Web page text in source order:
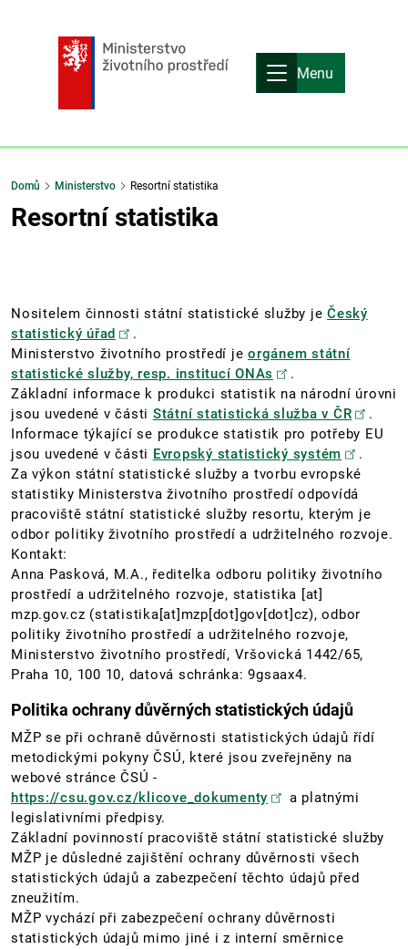
Menu
Domů Ministerstvo Resortní statistika
Resortní statistika
Nositelem činnosti státní statistické služby je Český
statistický úřad
.
Ministerstvo životního prostředí je orgánem státní
statistické služby, resp. institucí ONAs
.
Základní informace k produkci statistik na národní úrovni
jsou uvedené v části Státní statistická služba v ČR
.
Informace týkající se produkce statistik pro potřeby EU
jsou uvedené v části Evropský statistický systém
.
Za výkon státní statistické služby a tvorbu evropské
statistiky Ministerstva životního prostředí odpovídá
pracoviště státní statistické služby resortu, kterým je
odbor politiky životního prostředí a udržitelného rozvoje.
Kontakt:
Anna Pasková, M.A., ředitelka odboru politiky životního
prostředí a udržitelného rozvoje, statistika [at]
mzp.gov.cz (statistika[at]mzp[dot]gov[dot]cz), odbor
politiky životního prostředí a udržitelného rozvoje,
Ministerstvo životního prostředí, Vršovická 1442/65,
Praha 10, 100 10, datová schránka: 9gsaax4.
Politika ochrany důvěrných statistických údajů
MŽP se při ochraně důvěrnosti statistických údajů řídí
metodickými pokyny ČSÚ, které jsou zveřejněny na
webové stránce ČSÚ -
https://csu.gov.cz/klicove_dokumenty
a platnými
legislativními předpisy.
Základní povinností pracoviště státní statistické služby
MŽP je důsledné zajištění ochrany důvěrnosti všech
statistických údajů a zabezpečení těchto údajů před
zneužitím.
MŽP vychází při zabezpečení ochrany důvěrnosti
statistických údajů mimo jiné i z interní směrnice